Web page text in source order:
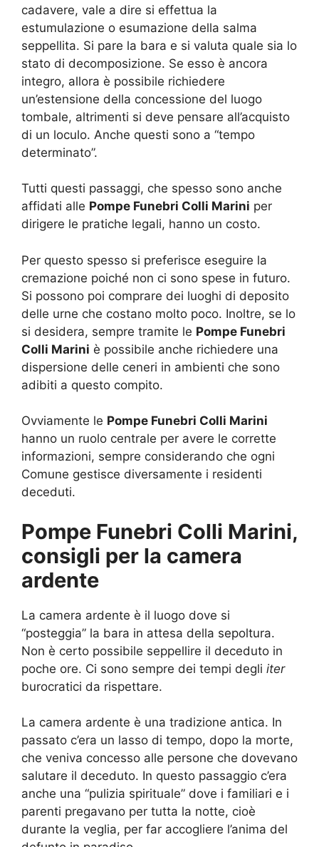
cadavere, vale a dire si effettua la
estumulazione o esumazione della salma
seppellita. Si pare la bara e si valuta quale sia lo
stato di decomposizione. Se esso è ancora
integro, allora è possibile richiedere
un’estensione della concessione del luogo
tombale, altrimenti si deve pensare all’acquisto
di un loculo. Anche questi sono a “tempo
determinato”.
Tutti questi passaggi, che spesso sono anche
affidati alle Pompe Funebri Colli Marini per
dirigere le pratiche legali, hanno un costo.
Per questo spesso si preferisce eseguire la
cremazione poiché non ci sono spese in futuro.
Si possono poi comprare dei luoghi di deposito
delle urne che costano molto poco. Inoltre, se lo
si desidera, sempre tramite le Pompe Funebri
Colli Marini è possibile anche richiedere una
dispersione delle ceneri in ambienti che sono
adibiti a questo compito.
Ovviamente le Pompe Funebri Colli Marini
hanno un ruolo centrale per avere le corrette
informazioni, sempre considerando che ogni
Comune gestisce diversamente i residenti
deceduti.
Pompe Funebri Colli Marini,
consigli per la camera
ardente
La camera ardente è il luogo dove si
“posteggia” la bara in attesa della sepoltura.
Non è certo possibile seppellire il deceduto in
poche ore. Ci sono sempre dei tempi degli iter
burocratici da rispettare.
La camera ardente è una tradizione antica. In
passato c’era un lasso di tempo, dopo la morte,
che veniva concesso alle persone che dovevano
salutare il deceduto. In questo passaggio c’era
anche una “pulizia spirituale” dove i familiari e i
parenti pregavano per tutta la notte, cioè
durante la veglia, per far accogliere l’anima del